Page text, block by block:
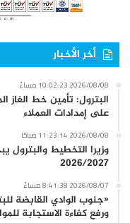
أخر الأخبار
2026/08/08 10:02:23 مساءً
البترول: تأمين خط الغاز
على إمدادات العملاء
2026/08/08 11:23:14 صباحًا
وزيرا التخطيط
2026/2027
2026/08/07 8:41:38 مساءً
«جنوب الوادي القابضة
ورفع كفاءة الاستجابة